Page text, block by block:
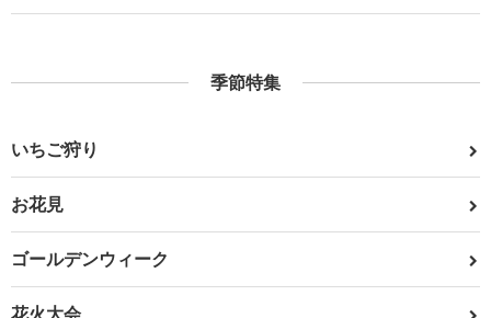
季節特集
いちご狩り
お花見
ゴールデンウィーク